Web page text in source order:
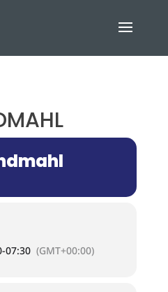
-07:30 (GMT+00:00)